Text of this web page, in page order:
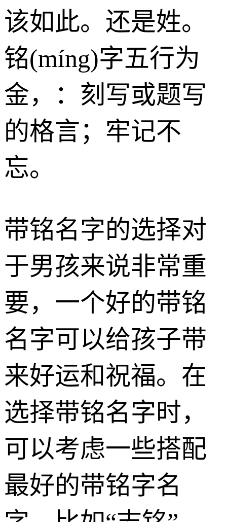
该如此。还是姓。
铭(míng)字五行为
金，：刻写或题写
的格言；牢记不
忘。
带铭名字的选择对
于男孩来说非常重
要，一个好的带铭
名字可以给孩子带
来好运和祝福。在
选择带铭名字时，
可以考虑一些搭配
最好的带铭字名